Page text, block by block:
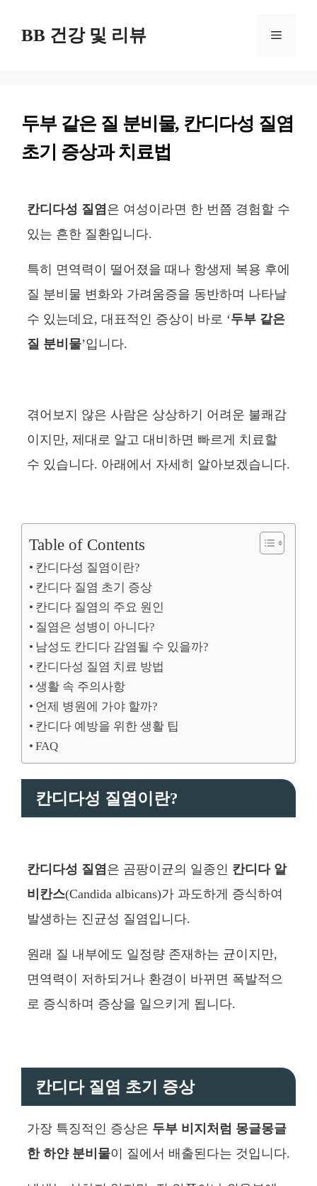
BB 건강 및 리뷰 메
두부 같은 질 분비물, 칸디다성 질염
초기 증상과 치료법
칸디다성 질염 은 여성이라면 한 번쯤 경험할 수
있는 흔한 질환입니다.
특히 면역력이 떨어졌을 때나 항생제 복용 후에
질 분비물 변화와 가려움증을 동반하며 나타날
수 있는데요, 대표적인 증상이 바로 ‘두부 같은
질 분비물’입니다.
겪어보지 않은 사람은 상상하기 어려운 불쾌감
이지만, 제대로 알고 대비하면 빠르게 치료할
수 있습니다. 아래에서 자세히 알아보겠습니다.
Table of Contents
칸디다성 질염이란?
칸디다 질염 초기 증상
칸디다 질염의 주요 원인
질염은 성병이 아니다?
남성도 칸디다 감염될 수 있을까?
칸디다성 질염 치료 방법
생활 속 주의사항
언제 병원에 가야 할까?
칸디다 예방을 위한 생활 팁
FAQ
칸디다성 질염이란?
칸디다성 질염 은 곰팡이균의 일종인 칸디다 알
비칸스(Candida albicans)가 과도하게 증식하여
발생하는 진균성 질염입니다.
원래 질 내부에도 일정량 존재하는 균이지만,
면역력이 저하되거나 환경이 바뀌면 폭발적으
로 증식하며 증상을 일으키게 됩니다.
칸디다 질염 초기 증상
가장 특징적인 증상은 두부 비지처럼 몽글몽글
한 하얀 분비물이 질에서 배출된다는 것입니다.